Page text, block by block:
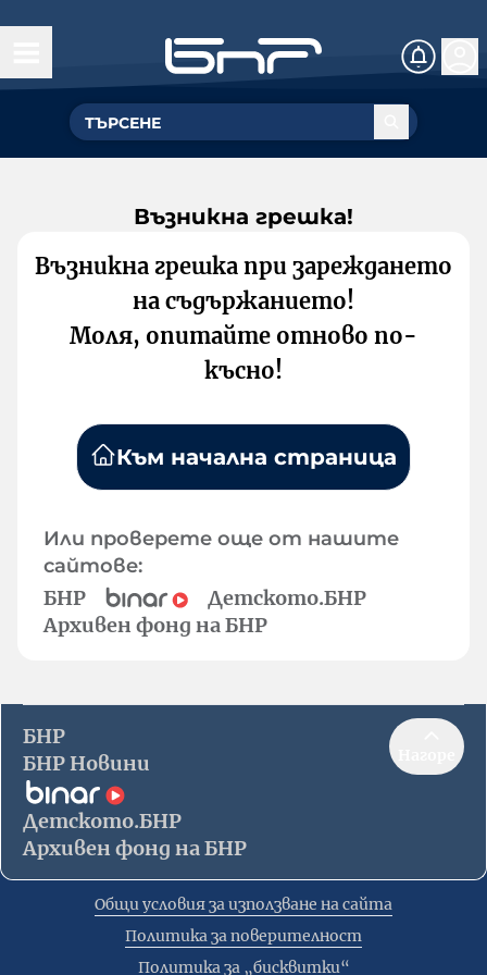
Възникна грешка!
Възникна грешка при зареждането
на съдържанието!
Моля, опитайте отново по-
късно!
Към начална страница
Или проверете още от нашите
сайтове:
БНР
Детското.БНР
Архивен фонд на БНР
БНР
БНР Новини
Детското.БНР
Архивен фонд на БНР
Общи условия за използване на сайта
Политика за поверителност
Политика за „бисквитки“